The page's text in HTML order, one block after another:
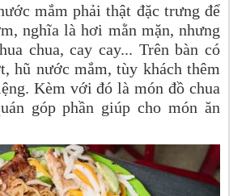
mắm phải thật đặc trưng để
nghĩa là hơi mằn mặn, nhưng
chua, cay cay... Trên bàn có
hũ nước mắm, tùy khách thêm
Kèm với đó là món đồ chua
góp phần giúp cho món ăn